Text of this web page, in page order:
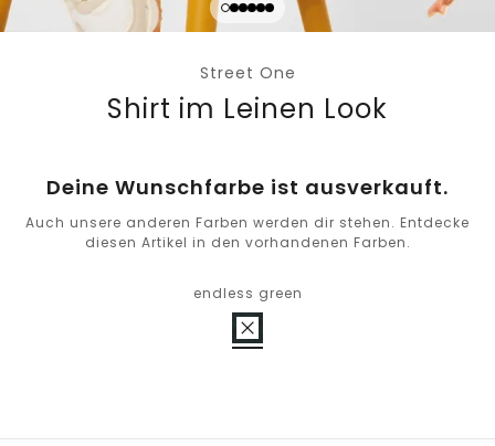
Street One
Shirt im Leinen Look
Deine Wunschfarbe ist ausverkauft.
Auch unsere anderen Farben werden dir stehen. Entdecke
diesen Artikel in den vorhandenen Farben.
endless green